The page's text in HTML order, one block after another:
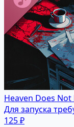
Heaven Does
Для запуска
125 ₽